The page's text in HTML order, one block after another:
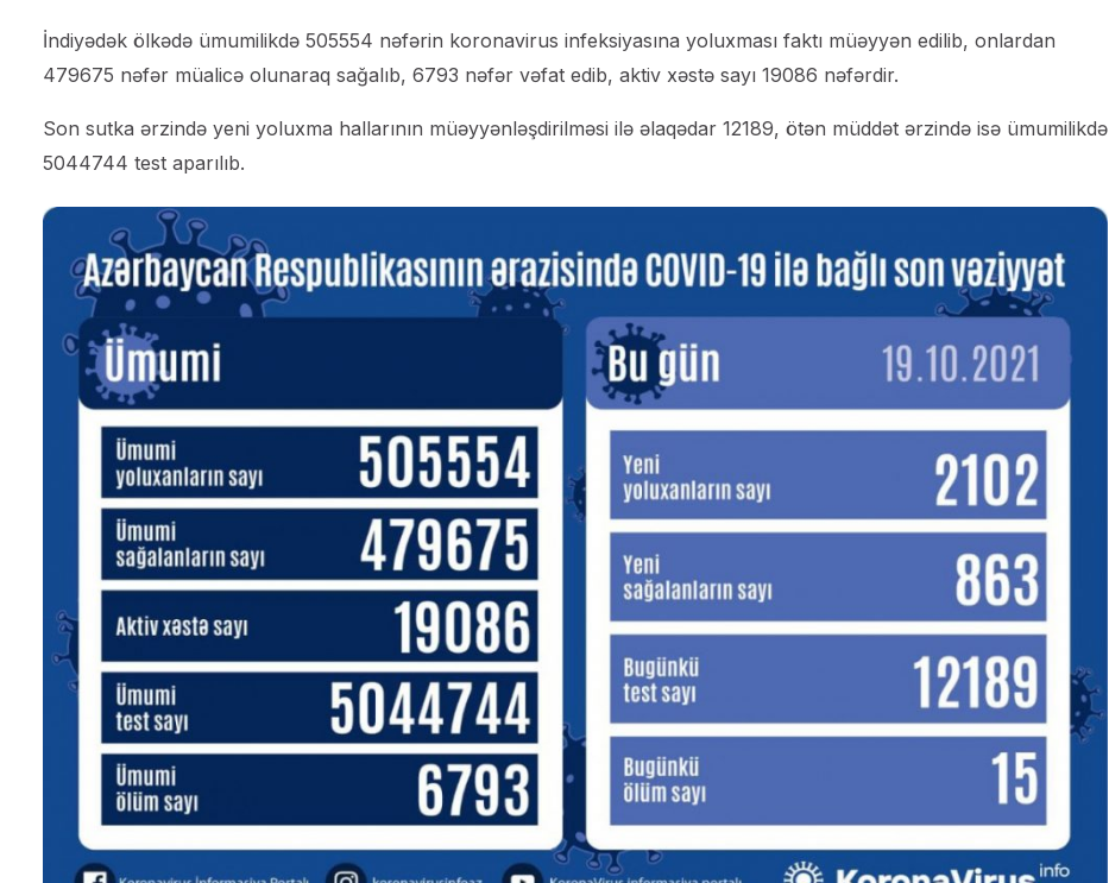
İndiyədək ölkədə ümumilikdə 505554 nəfərin koronavirus infeksiyasına yoluxması faktı müəyyən edilib, onlardan
479675 nəfər müalicə olunaraq sağalıb, 6793 nəfər vəfat edib, aktiv xəstə sayı 19086 nəfərdir.
Son sutka ərzində yeni yoluxma hallarının müəyyənləşdirilməsi ilə əlaqədar 12189, ötən müddət ərzində isə ümumilikdə
5044744 test aparılıb.